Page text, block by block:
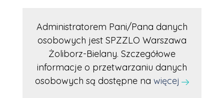
Administratorem Pani/Pana danych
osobowych jest SPZZLO Warszawa
Żoliborz-Bielany. Szczegółowe
informacje o przetwarzaniu danych
osobowych są dostępne na więcej